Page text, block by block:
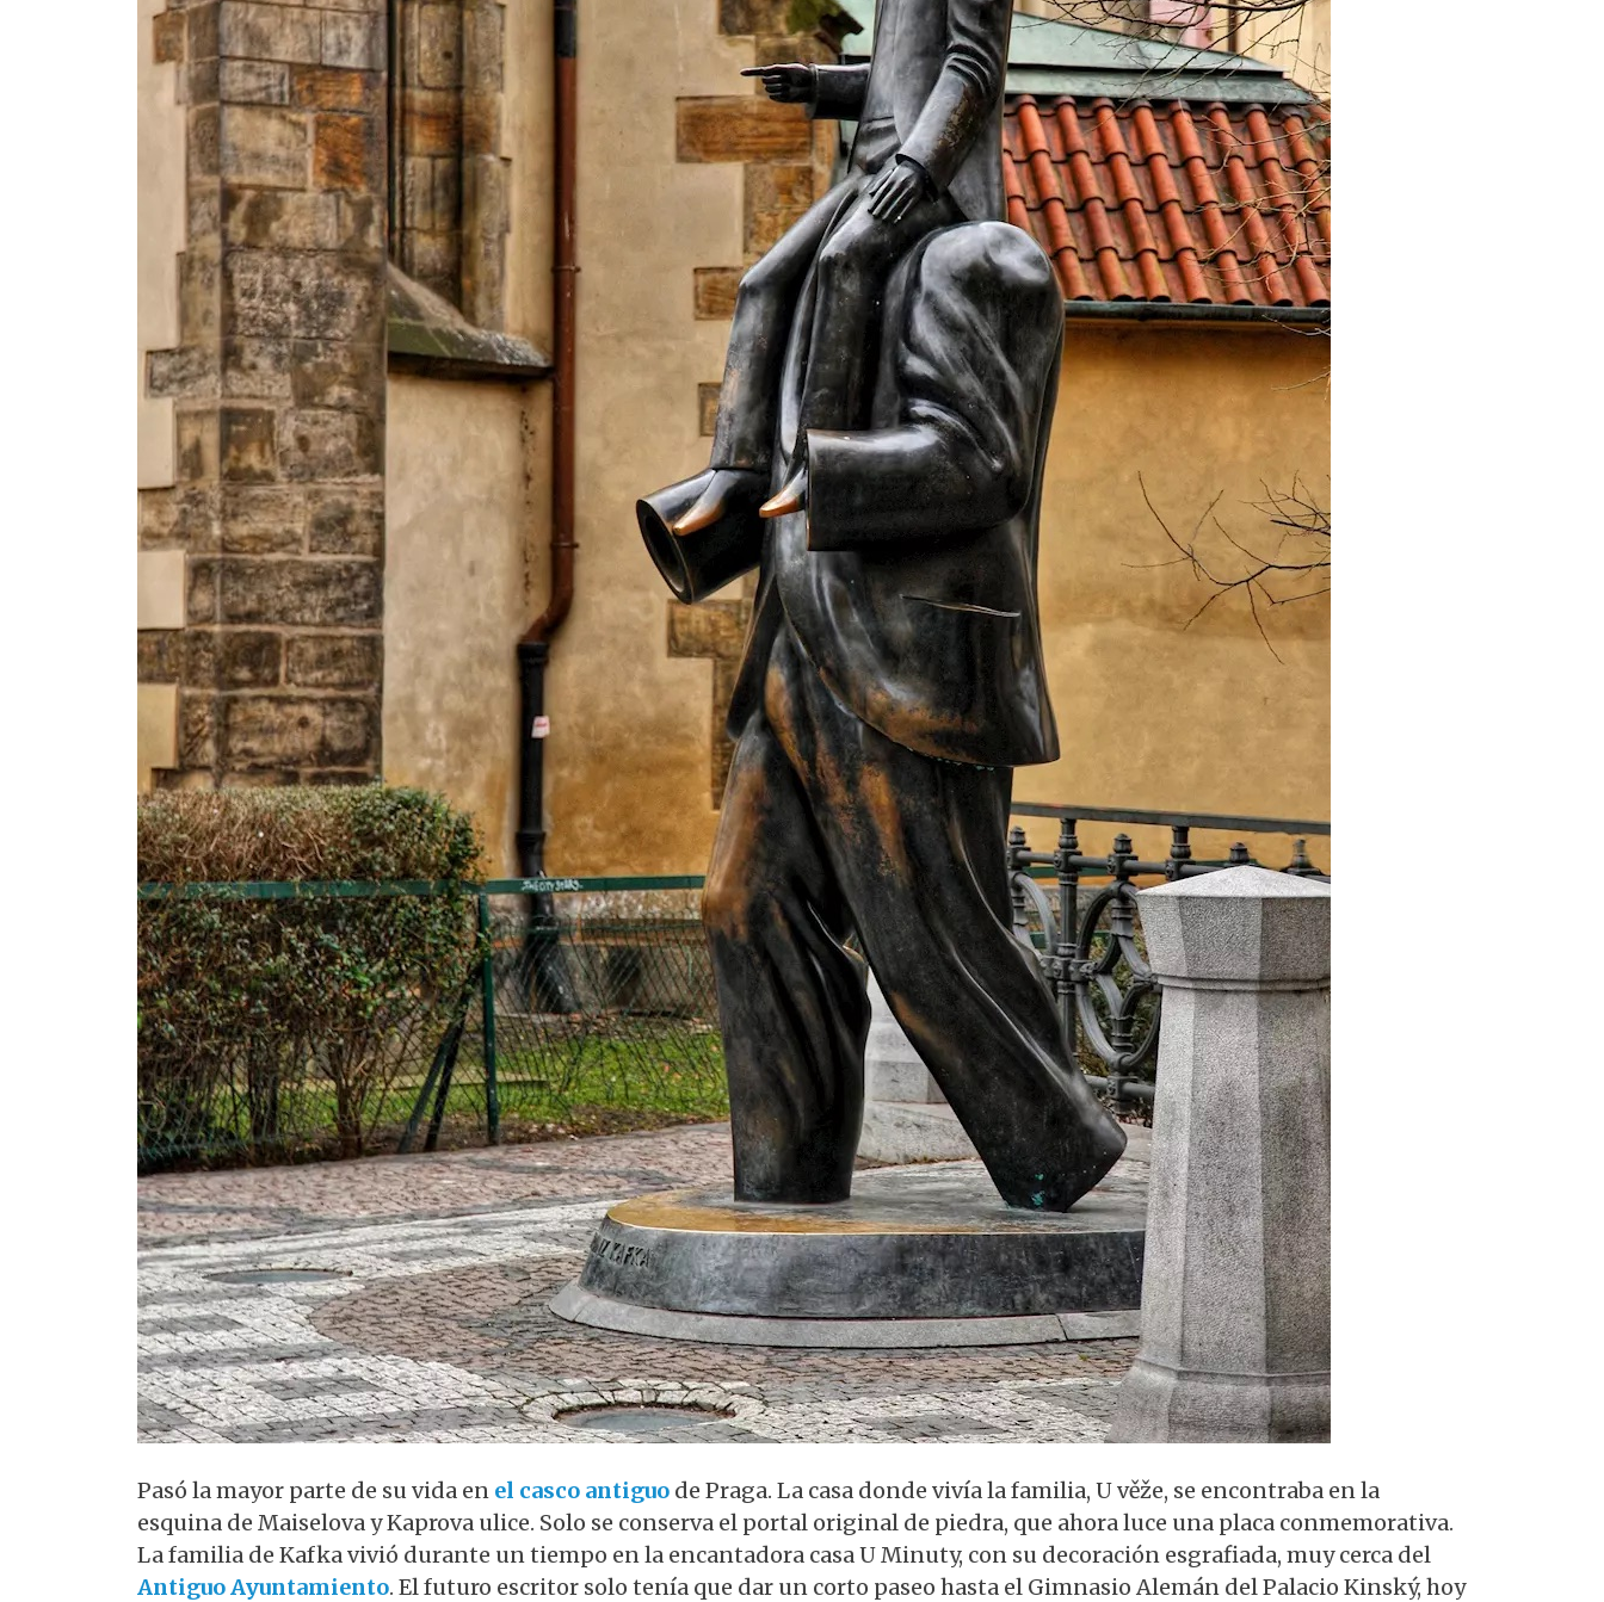
Pasó la mayor parte de su vida en el casco antiguo de Praga. La casa donde vivía la familia, U věže, se encontraba en la
esquina de Maiselova y Kaprova ulice. Solo se conserva el portal original de piedra, que ahora luce una placa conmemorativa.
La familia de Kafka vivió durante un tiempo en la encantadora casa U Minuty, con su decoración esgrafiada, muy cerca del
Antiguo Ayuntamiento. El futuro escritor solo tenía que dar un corto paseo hasta el Gimnasio Alemán del Palacio Kinský, hoy